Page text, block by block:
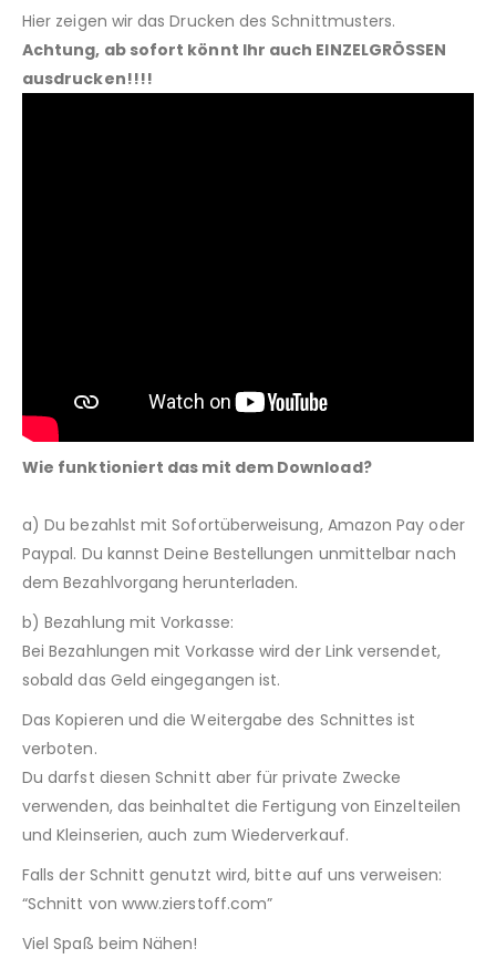
Hier zeigen wir das Drucken des Schnittmusters.
Achtung, ab sofort könnt Ihr auch EINZELGRÖSSEN
ausdrucken!!!!
Wie funktioniert das mit dem Download?
a) Du bezahlst mit Sofortüberweisung, Amazon Pay oder
Paypal. Du kannst Deine Bestellungen unmittelbar nach
dem Bezahlvorgang herunterladen.
b) Bezahlung mit Vorkasse:
Bei Bezahlungen mit Vorkasse wird der Link versendet,
sobald das Geld eingegangen ist.
Das Kopieren und die Weitergabe des Schnittes ist
verboten.
Du darfst diesen Schnitt aber für private Zwecke
verwenden, das beinhaltet die Fertigung von Einzelteilen
und Kleinserien, auch zum Wiederverkauf.
Falls der Schnitt genutzt wird, bitte auf uns verweisen:
“Schnitt von www.zierstoff.com”
Viel Spaß beim Nähen!